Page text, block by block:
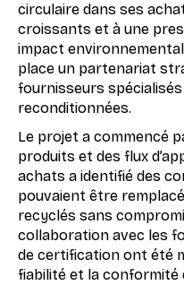
circulaire dans ses
croissants et à une
impact
place un partenariat
fournisseurs
reconditionnées.
Le projet a commencé
produits et des flux
achats a identifié des
pouvaient être
recyclés sans
collaboration avec les
de certification ont été
fiabilité et la conformité